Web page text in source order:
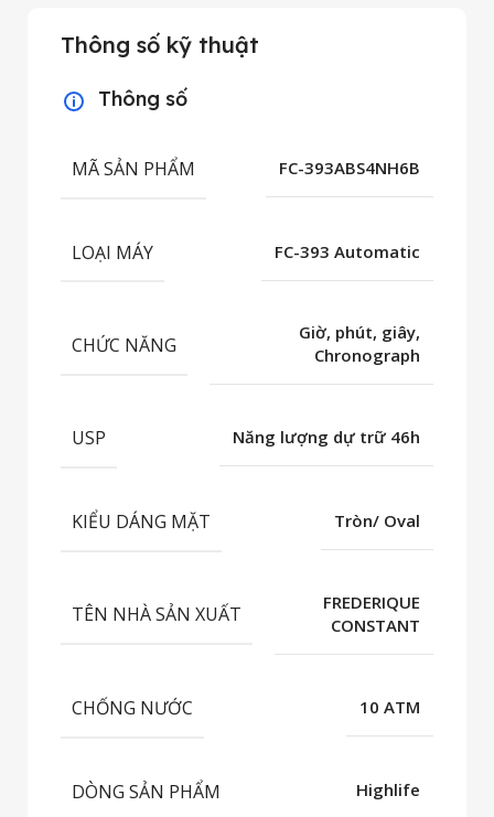
Thông số kỹ thuật
Thông số
MÃ SẢN PHẨM FC-393ABS4NH6B
LOẠI MÁY FC-393 Automatic
CHỨC NĂNG
Giờ, phút, giây,
Chronograph
USP Năng lượng dự trữ 46h
KIỂU DÁNG MẶT Tròn/ Oval
TÊN NHÀ SẢN XUẤT
FREDERIQUE
CONSTANT
CHỐNG NƯỚC 10 ATM
DÒNG SẢN PHẨM Highlife